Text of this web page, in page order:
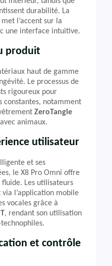
durabilité. La
l’accent sur la
une interface intuitive.
produit
haut de gamme
Le processus de
rigoureux pour
constantes, notamment
ZeroTangle
animaux.
utilisateur
et ses
le X8 Pro Omni offre
Les utilisateurs
l’application mobile
vocales grâce à
, rendant son utilisation
et contrôle